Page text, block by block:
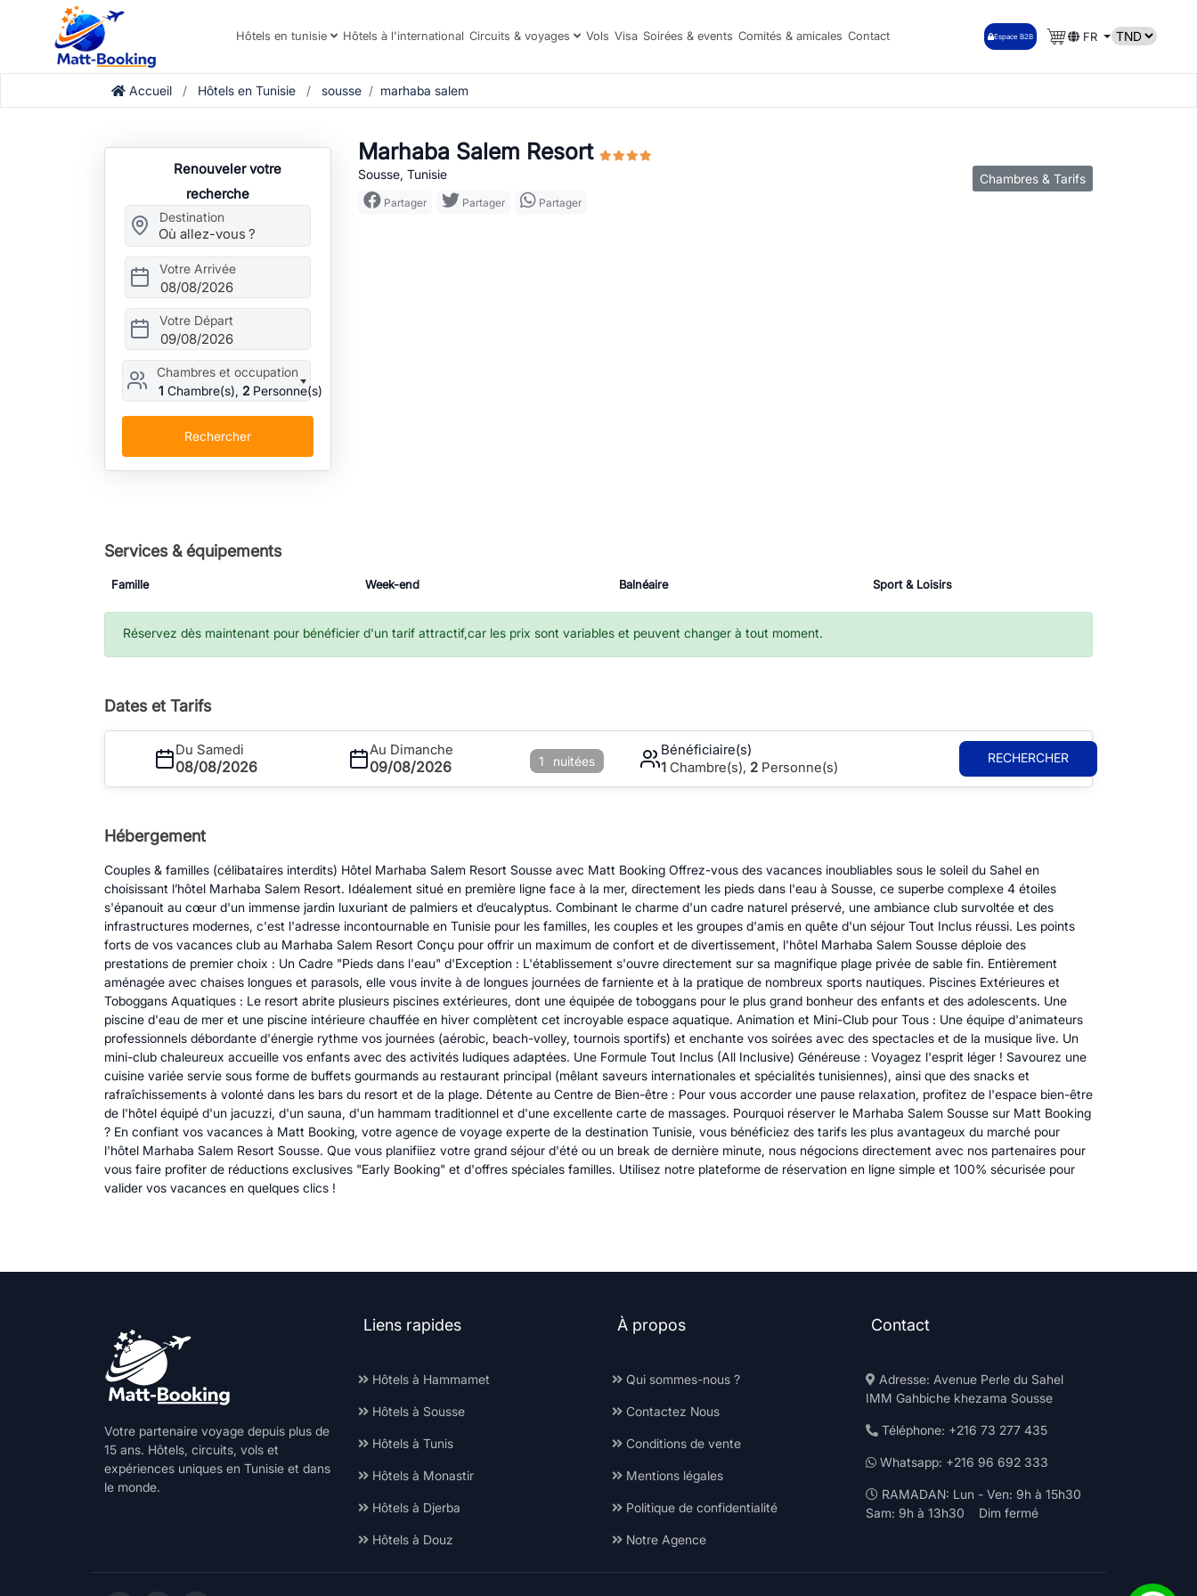
Hôtels en tunisie Hôtels à l'international Circuits & voyages Vols Visa Soirées & events Comités & amicales Contact Espace B2B FR
Accueil Hôtels en Tunisie sousse marhaba salem
Renouveler votre
recherche
Destination
Votre Arrivée
08/08/2026
Votre Départ
09/08/2026
Chambres et occupation
1 Chambre(s), 2 Personne(s)
Rechercher
Marhaba Salem Resort
Sousse, Tunisie
Partager Partager Partager
Chambres & Tarifs
Services & équipements
Famille Week-end Balnéaire Sport & Loisirs
Réservez dès maintenant pour bénéficier d'un tarif attractif,car les prix sont variables et peuvent changer à tout moment.
Dates et Tarifs
Du Samedi
08/08/2026
Au Dimanche
09/08/2026 1 nuitées
Bénéficiaire(s)
1Chambre(s), 2 Personne(s)
RECHERCHER
Hébergement
Couples & familles (célibataires interdits) Hôtel Marhaba Salem Resort Sousse avec Matt Booking Offrez-vous des vacances inoubliables sous le soleil du Sahel en
choisissant l’hôtel Marhaba Salem Resort. Idéalement situé en première ligne face à la mer, directement les pieds dans l'eau à Sousse, ce superbe complexe 4 étoiles
s'épanouit au cœur d'un immense jardin luxuriant de palmiers et d’eucalyptus. Combinant le charme d'un cadre naturel préservé, une ambiance club survoltée et des
infrastructures modernes, c'est l'adresse incontournable en Tunisie pour les familles, les couples et les groupes d'amis en quête d'un séjour Tout Inclus réussi. Les points
forts de vos vacances club au Marhaba Salem Resort Conçu pour offrir un maximum de confort et de divertissement, l'hôtel Marhaba Salem Sousse déploie des
prestations de premier choix : Un Cadre "Pieds dans l'eau" d'Exception : L'établissement s'ouvre directement sur sa magnifique plage privée de sable fin. Entièrement
aménagée avec chaises longues et parasols, elle vous invite à de longues journées de farniente et à la pratique de nombreux sports nautiques. Piscines Extérieures et
Toboggans Aquatiques : Le resort abrite plusieurs piscines extérieures, dont une équipée de toboggans pour le plus grand bonheur des enfants et des adolescents. Une
piscine d'eau de mer et une piscine intérieure chauffée en hiver complètent cet incroyable espace aquatique. Animation et Mini-Club pour Tous : Une équipe d'animateurs
professionnels débordante d'énergie rythme vos journées (aérobic, beach-volley, tournois sportifs) et enchante vos soirées avec des spectacles et de la musique live. Un
mini-club chaleureux accueille vos enfants avec des activités ludiques adaptées. Une Formule Tout Inclus (All Inclusive) Généreuse : Voyagez l'esprit léger ! Savourez une
cuisine variée servie sous forme de buffets gourmands au restaurant principal (mêlant saveurs internationales et spécialités tunisiennes), ainsi que des snacks et
rafraîchissements à volonté dans les bars du resort et de la plage. Détente au Centre de Bien-être : Pour vous accorder une pause relaxation, profitez de l'espace bien-être
de l'hôtel équipé d'un jacuzzi, d'un sauna, d'un hammam traditionnel et d'une excellente carte de massages. Pourquoi réserver le Marhaba Salem Sousse sur Matt Booking
? En confiant vos vacances à Matt Booking, votre agence de voyage experte de la destination Tunisie, vous bénéficiez des tarifs les plus avantageux du marché pour
l'hôtel Marhaba Salem Resort Sousse. Que vous planifiiez votre grand séjour d'été ou un break de dernière minute, nous négocions directement avec nos partenaires pour
vous faire profiter de réductions exclusives "Early Booking" et d'offres spéciales familles. Utilisez notre plateforme de réservation en ligne simple et 100% sécurisée pour
valider vos vacances en quelques clics !
Votre partenaire voyage depuis plus de
15 ans. Hôtels, circuits, vols et
expériences uniques en Tunisie et dans
le monde.
Liens rapides
Hôtels à Hammamet
Hôtels à Sousse
Hôtels à Tunis
Hôtels à Monastir
Hôtels à Djerba
Hôtels à Douz
À propos
Qui sommes-nous ?
Contactez Nous
Conditions de vente
Mentions légales
Politique de confidentialité
Notre Agence
Contact
Adresse: Avenue Perle du Sahel
IMM Gahbiche khezama Sousse
Téléphone: +216 73 277 435
Whatsapp: +216 96 692 333
RAMADAN: Lun - Ven: 9h à 15h30
Sam: 9h à 13h30 Dim fermé